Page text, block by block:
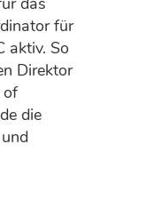
für
aktiv. So
Direktor
of
die